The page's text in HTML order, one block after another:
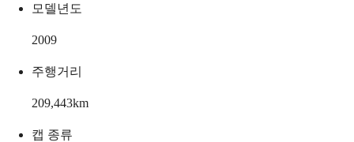
모델년도
2009
주행거리
209,443km
캡 종류